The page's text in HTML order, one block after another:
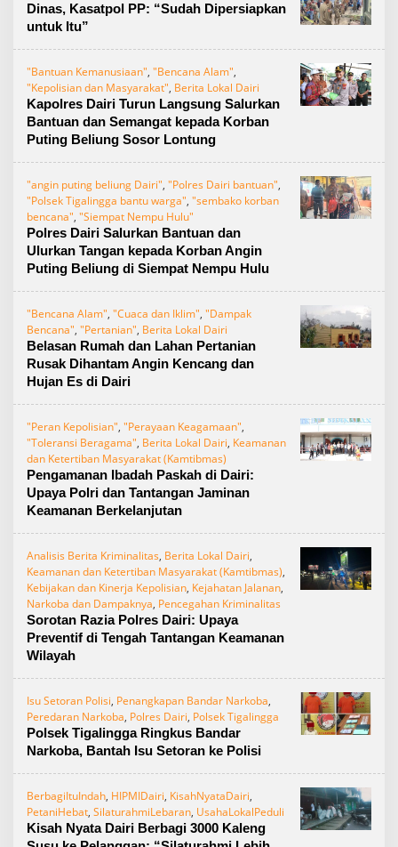
Dinas, Kasatpol PP: “Sudah Dipersiapkan
untuk Itu”
"Bantuan Kemanusiaan", "Bencana Alam",
"Kepolisian dan Masyarakat", Berita Lokal Dairi
Kapolres Dairi Turun Langsung Salurkan
Bantuan dan Semangat kepada Korban
Puting Beliung Sosor Lontung
"angin puting beliung Dairi", "Polres Dairi bantuan",
"Polsek Tigalingga bantu warga", "sembako korban
bencana", "Siempat Nempu Hulu"
Polres Dairi Salurkan Bantuan dan
Ulurkan Tangan kepada Korban Angin
Puting Beliung di Siempat Nempu Hulu
"Bencana Alam", "Cuaca dan Iklim", "Dampak
Bencana", "Pertanian", Berita Lokal Dairi
Belasan Rumah dan Lahan Pertanian
Rusak Dihantam Angin Kencang dan
Hujan Es di Dairi
"Peran Kepolisian", "Perayaan Keagamaan",
"Toleransi Beragama", Berita Lokal Dairi, Keamanan
dan Ketertiban Masyarakat (Kamtibmas)
Pengamanan Ibadah Paskah di Dairi:
Upaya Polri dan Tantangan Jaminan
Keamanan Berkelanjutan
Analisis Berita Kriminalitas, Berita Lokal Dairi,
Keamanan dan Ketertiban Masyarakat (Kamtibmas),
Kebijakan dan Kinerja Kepolisian, Kejahatan Jalanan,
Narkoba dan Dampaknya, Pencegahan Kriminalitas
Sorotan Razia Polres Dairi: Upaya
Preventif di Tengah Tantangan Keamanan
Wilayah
Isu Setoran Polisi, Penangkapan Bandar Narkoba,
Peredaran Narkoba, Polres Dairi, Polsek Tigalingga
Polsek Tigalingga Ringkus Bandar
Narkoba, Bantah Isu Setoran ke Polisi
BerbagiItuIndah, HIPMIDairi, KisahNyataDairi,
PetaniHebat, SilaturahmiLebaran, UsahaLokalPeduli
Kisah Nyata Dairi Berbagi 3000 Kaleng